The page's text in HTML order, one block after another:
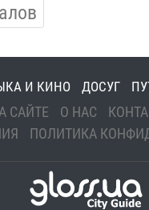
И КИНО ДОСУГ
САЙТЕ О НАС
ПОЛИТИКА